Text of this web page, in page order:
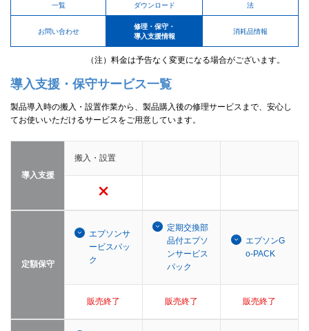
一覧
ダウンロード
法
お問い合わせ
修理・保守・
導入支援情報
消耗品情報
（注）料金は予告なく変更になる場合がございます。
導入支援・保守サービス一覧
製品導入時の搬入・設置作業から、製品購入後の修理サービスまで、安心し
てお使いいただけるサービスをご用意しています。
導入支援
搬入・設置
定額保守
エプソンサ
ービスパッ
ク
定期交換部
品付エプソ
ンサービス
パック
エプソンG
o-PACK
販売終了 販売終了 販売終了